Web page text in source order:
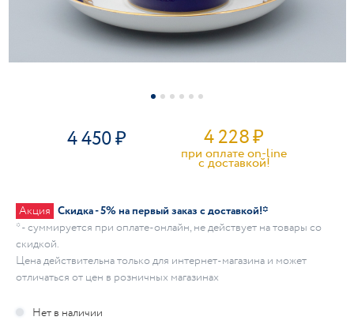
4 450 4 228₽
при оплате on-line
c доставкой!
Акция Скидка - 5% на первый заказ с доставкой!*
* - суммируется при оплате-онлайн, не действует на товары со
скидкой.
Цена действительна только для интернет-магазина и может
отличаться от цен в розничных магазинах